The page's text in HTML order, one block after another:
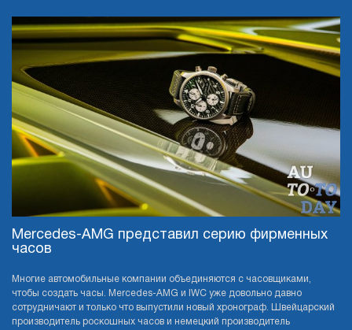
Mercedes-AMG представил серию фирменных
часов
Многие автомобильные компании объединяются с часовщиками,
чтобы создать часы. Mercedes-AMG и IWC уже довольно давно
сотрудничают и только что выпустили новый хронограф. Швейцарский
производитель роскошных часов и немецкий производитель